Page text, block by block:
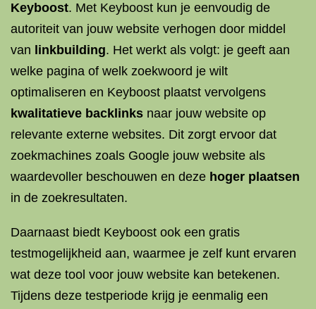
Keyboost. Met Keyboost kun je eenvoudig de
autoriteit van jouw website verhogen door middel
van linkbuilding. Het werkt als volgt: je geeft aan
welke pagina of welk zoekwoord je wilt
optimaliseren en Keyboost plaatst vervolgens
kwalitatieve backlinks naar jouw website op
relevante externe websites. Dit zorgt ervoor dat
zoekmachines zoals Google jouw website als
waardevoller beschouwen en deze hoger plaatsen
in de zoekresultaten.
Daarnaast biedt Keyboost ook een gratis
testmogelijkheid aan, waarmee je zelf kunt ervaren
wat deze tool voor jouw website kan betekenen.
Tijdens deze testperiode krijg je eenmalig een